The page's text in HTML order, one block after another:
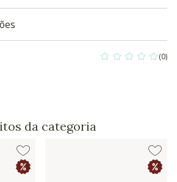
3D do produto
0 out of 5 (0)
da categoria